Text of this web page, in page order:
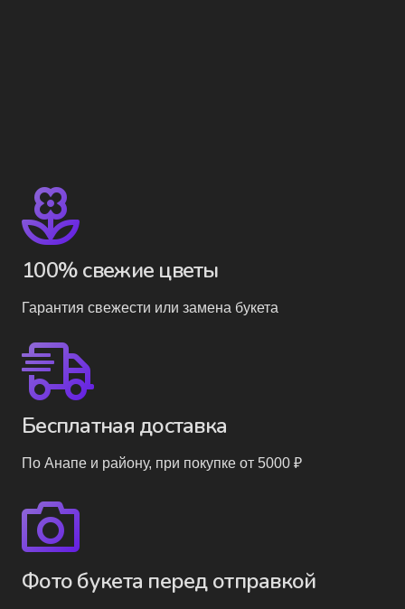
100% свежие цветы
Гарантия свежести или замена букета
Бесплатная доставка
По Анапе и району, при покупке от 5000 ₽
Фото букета перед отправкой